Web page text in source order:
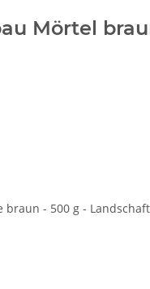
Mörtel
braun - 500 g -